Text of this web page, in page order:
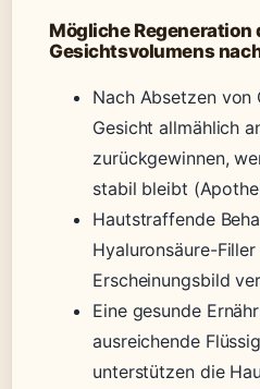
Mögliche Regeneration
Gesichtsvolumens
Nach Absetzen von
Gesicht allmählich
zurückgewinnen,
stabil bleibt
Hautstraffende
Hyaluronsäure-
Erscheinungsbild
Eine gesunde
ausreichende
unterstützen die